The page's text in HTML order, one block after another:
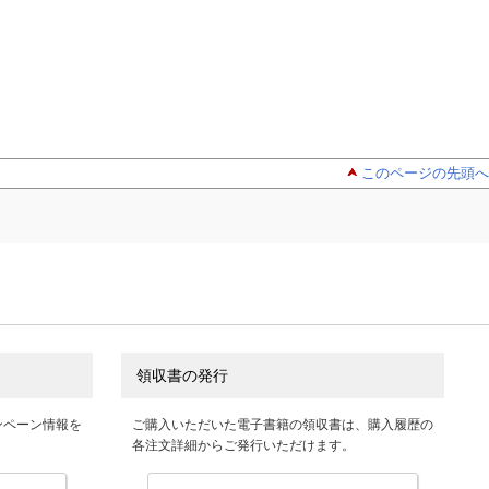
このページの先頭へ
ーン情報を
領収書の発行
ご購入いただいた電子書籍の領収書は、購入履歴の
各注文詳細からご発行いただけます。